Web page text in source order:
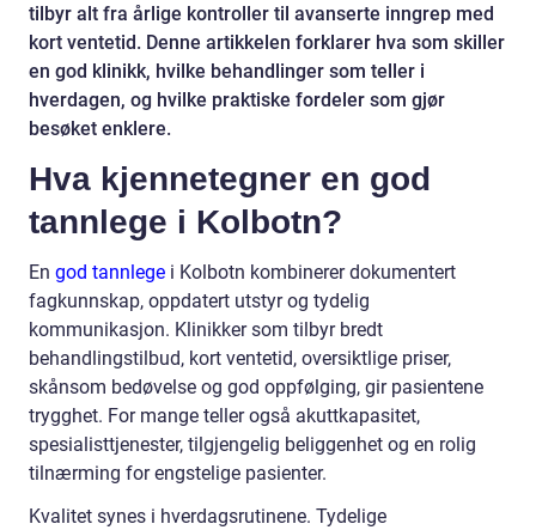
tilbyr alt fra årlige kontroller til avanserte inngrep med
kort ventetid. Denne artikkelen forklarer hva som skiller
en god klinikk, hvilke behandlinger som teller i
hverdagen, og hvilke praktiske fordeler som gjør
besøket enklere.
Hva kjennetegner en god
tannlege i Kolbotn?
En god tannlege i Kolbotn kombinerer dokumentert
fagkunnskap, oppdatert utstyr og tydelig
kommunikasjon. Klinikker som tilbyr bredt
behandlingstilbud, kort ventetid, oversiktlige priser,
skånsom bedøvelse og god oppfølging, gir pasientene
trygghet. For mange teller også akuttkapasitet,
spesialisttjenester, tilgjengelig beliggenhet og en rolig
tilnærming for engstelige pasienter.
Kvalitet synes i hverdagsrutinene. Tydelige